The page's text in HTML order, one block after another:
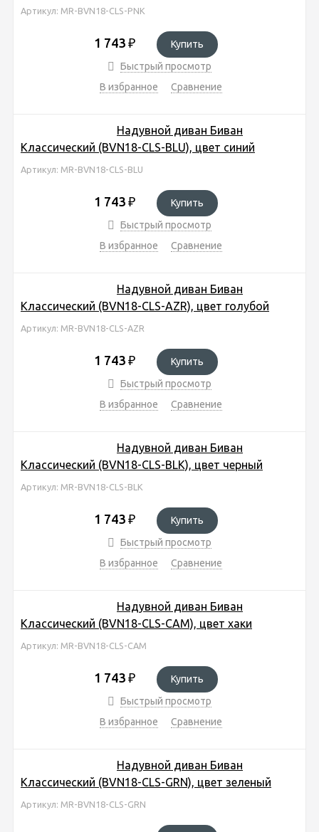
Артикул: MR-BVN18-CLS-PNK
1 743 ₽
Купить
Быстрый просмотр
В избранное
Сравнение
Надувной диван Биван
Классический (BVN18-CLS-BLU), цвет синий
Артикул: MR-BVN18-CLS-BLU
1 743 ₽
Купить
Быстрый просмотр
В избранное
Сравнение
Надувной диван Биван
Классический (BVN18-CLS-AZR), цвет голубой
Артикул: MR-BVN18-CLS-AZR
1 743 ₽
Купить
Быстрый просмотр
В избранное
Сравнение
Надувной диван Биван
Классический (BVN18-CLS-BLK), цвет черный
Артикул: MR-BVN18-CLS-BLK
1 743 ₽
Купить
Быстрый просмотр
В избранное
Сравнение
Надувной диван Биван
Классический (BVN18-CLS-CAM), цвет хаки
Артикул: MR-BVN18-CLS-CAM
1 743 ₽
Купить
Быстрый просмотр
В избранное
Сравнение
Надувной диван Биван
Классический (BVN18-CLS-GRN), цвет зеленый
Артикул: MR-BVN18-CLS-GRN